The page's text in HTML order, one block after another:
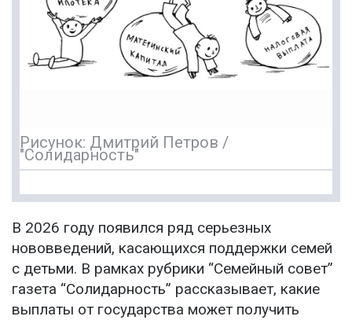
Рисунок: Дмитрий Петров /
"Солидарность"
В 2026 году появился ряд серьезных
нововведений, касающихся поддержки семей
с детьми. В рамках рубрики “Семейный совет”
газета “Солидарность” рассказывает, какие
выплаты от государства может получить